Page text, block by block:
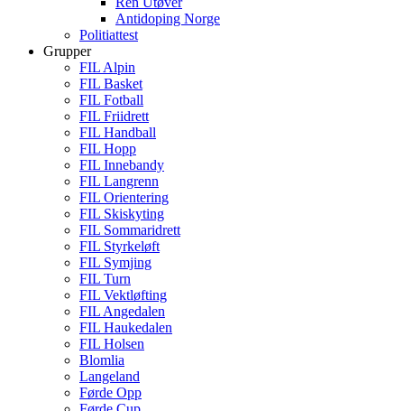
Antidoping Norge
Politiattest
Grupper
FIL Alpin
FIL Basket
FIL Fotball
FIL Friidrett
FIL Handball
FIL Hopp
FIL Innebandy
FIL Langrenn
FIL Orientering
FIL Skiskyting
FIL Sommaridrett
FIL Styrkeløft
FIL Symjing
FIL Turn
FIL Vektløfting
FIL Angedalen
FIL Haukedalen
FIL Holsen
Blomlia
Langeland
Førde Opp